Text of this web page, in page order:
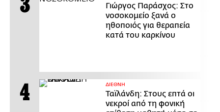
Γιώργος Παράσχος: Στο
νοσοκομείο ξανά ο
ηθοποιός για θεραπεία
κατά του καρκίνου
ΔΙΕΘΝΗ
Ταϊλάνδη: Στους επτά οι
νεκροί από τη φονική